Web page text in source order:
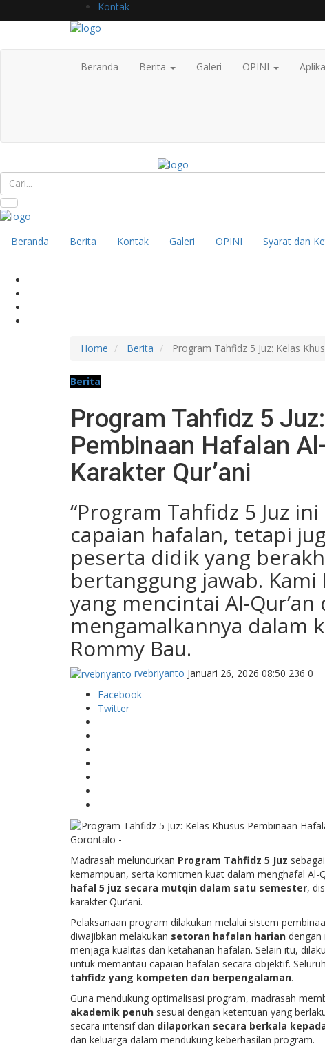
Kontak
Beranda Berita Galeri OPINI
Beranda Berita Kontak Galeri OPINI Syarat dan
Home Berita Program Tahfidz 5 Juz: Kelas
Berita
Program Tahfidz 5
Pembinaan Hafalan
Karakter Qur’ani
“Program Tahfidz 5 Juz
capaian hafalan, tetapi
peserta didik yang
bertanggung jawab.
yang mencintai Al-
mengamalkannya dalam
Rommy Bau.
rvebriyanto Januari 26, 2026 08:50 236 0
Facebook
Twitter
Gorontalo -
Madrasah meluncurkan Program Tahfidz 5 Juz
kemampuan, serta komitmen kuat dalam menghafal Al-
hafal 5 juz secara mutqin dalam satu semester,
karakter Qur’ani.
Pelaksanaan program dilakukan melalui sistem
diwajibkan melakukan setoran hafalan harian dengan
menjaga kualitas dan ketahanan hafalan. Selain itu,
untuk memantau capaian hafalan secara objektif.
tahfidz yang kompeten dan berpengalaman.
Guna mendukung optimalisasi program, madrasah
akademik penuh sesuai dengan ketentuan yang
secara intensif dan dilaporkan secara berkala
dan keluarga dalam mendukung keberhasilan program.